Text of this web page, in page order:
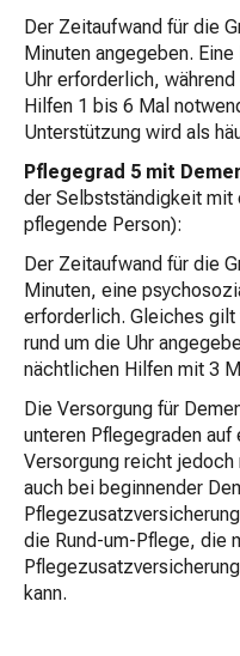
Der Zeitaufwand für die
Minuten angegeben.
Uhr erforderlich,
Hilfen 1 bis 6 Mal
Unterstützung wird als
Pflegegrad 5 mit
der Selbstständigkeit mit
pflegende Person):
Der Zeitaufwand für die
Minuten, eine
erforderlich. Gleiches
rund um die Uhr
nächtlichen Hilfen mit 3
Die Versorgung für
unteren Pflegegraden
Versorgung reicht
auch bei beginnender
die Rund-um-Pflege, die
kann.